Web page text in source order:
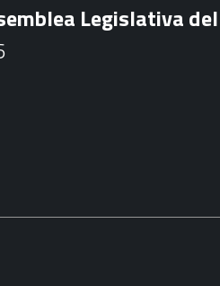
Legislativa